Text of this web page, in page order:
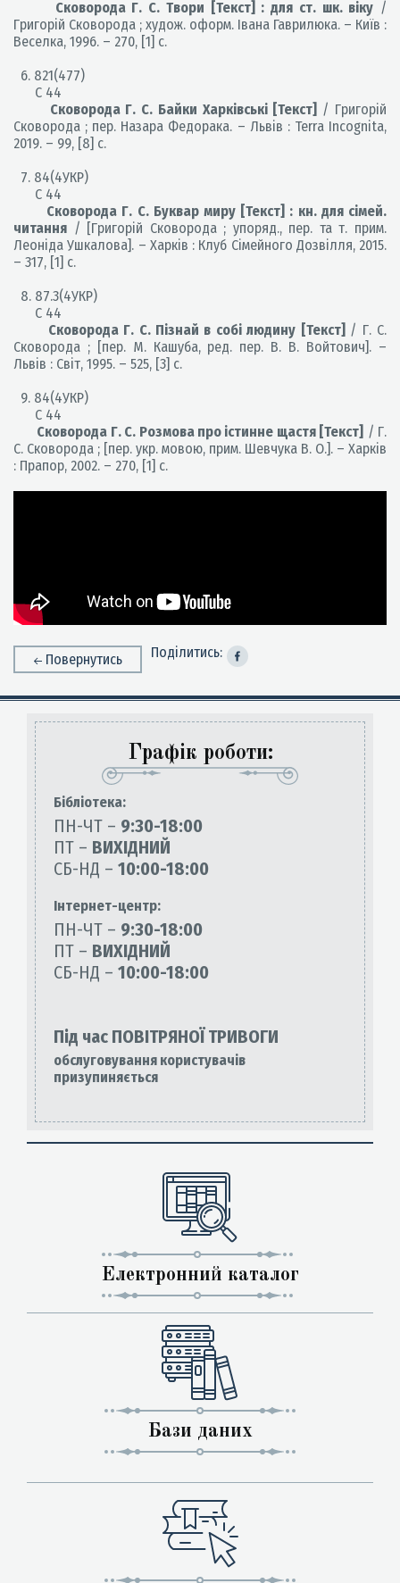
Сковорода Г. С. Твори [Текст] : для ст. шк. віку /
Григорій Сковорода ; худож. оформ. Івана Гаврилюка. – Київ :
Веселка, 1996. – 270, [1] с.
6. 821(477)
С 44
Сковорода Г. С. Байки Харківські [Текст] / Григорій
Сковорода ; пер. Назара Федорака. – Львів : Terra Incognita,
2019. – 99, [8] с.
7. 84(4УКР)
С 44
Сковорода Г. С. Буквар миру [Текст] : кн. для сімей.
читання / [Григорій Сковорода ; упоряд., пер. та т. прим.
Леоніда Ушкалова]. – Харків : Клуб Сімейного Дозвілля, 2015.
– 317, [1] с.
8. 87.3(4УКР)
С 44
Сковорода Г. С. Пізнай в собі людину [Текст] / Г. С.
Сковорода ; [пер. М. Кашуба, ред. пер. В. В. Войтович]. –
Львів : Світ, 1995. – 525, [3] с.
9. 84(4УКР)
С 44
Сковорода Г. С. Розмова про істинне щастя [Текст] / Г.
С. Сковорода ; [пер. укр. мовою, прим. Шевчука В. О.]. – Харків
: Прапор, 2002. – 270, [1] с.
Повернутись Поділитись:
Графік роботи:
Бiблiотека:
ПН-ЧТ – 9:30-18:00
ПТ – ВИХІДНИЙ
СБ-НД – 10:00-18:00
Інтернет-центр:
ПН-ЧТ – 9:30-18:00
ПТ – ВИХІДНИЙ
СБ-НД – 10:00-18:00
Під час ПОВІТРЯНОЇ ТРИВОГИ
обслуговування користувачів
призупиняється
Електронний каталог
Бази даних